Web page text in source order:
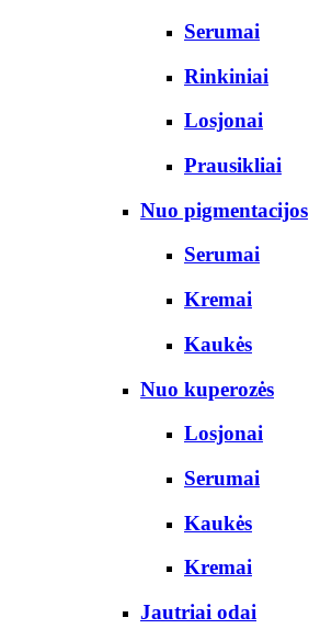
Serumai
Rinkiniai
Losjonai
Prausikliai
Nuo pigmentacijos
Serumai
Kremai
Kaukės
Nuo kuperozės
Losjonai
Serumai
Kaukės
Kremai
Jautriai odai